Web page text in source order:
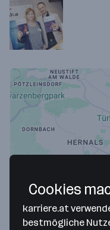
Pharma Time
Cookies
karriere.at
bestmögliche